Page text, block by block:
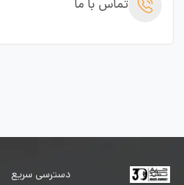
تماس با ما
دسترسی سریع